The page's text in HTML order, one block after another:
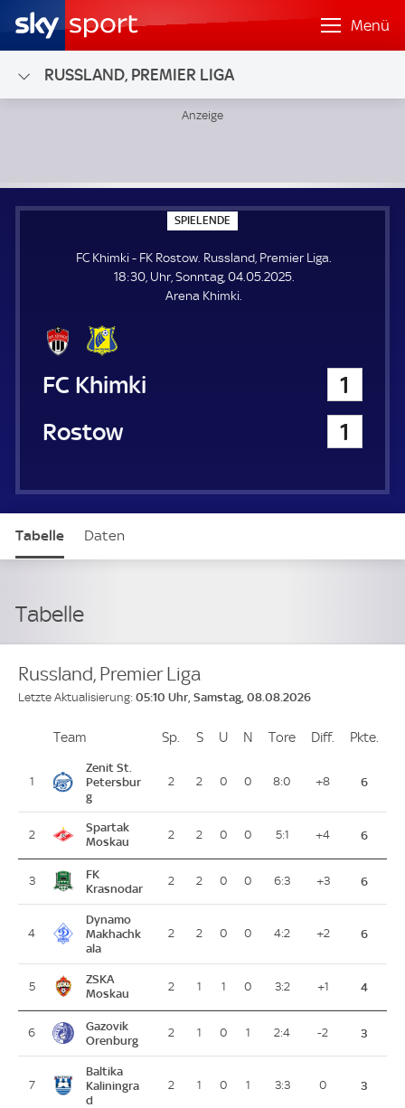
Menü
RUSSLAND, PREMIER LIGA
SPIELENDE
P
E
L
E
N
FC Khimki - FK Rostow. Russland, Premier Liga.
18:30, Uhr, Sonntag, 04.05.2025.
Arena Khimki.
FC Khimki
1
FK Rostow
1
Tabelle Daten
Tabelle
Russland, Premier Liga
Letzte Aktualisierung: 05:10 Uhr, Samstag, 08.08.2026
PlatzTeam Sp. Spiele
SSiege
U Unentschieden
N Niederlagen
Tore ToreDiff. Differenz
Pkte.
1
Zenit St.
Petersbur
g
2 2 0 0 8:0 +8 6
2
Spartak
Moskau
2 2 0 0 5:1 +4 6
3
FK
Krasnodar
2 2 0 0 6:3 +3 6
4
Dynamo
Makhachk
ala
2 2 0 0 4:2 +2 6
5
ZSKA
Moskau
2 1 1 0 3:2 +1 4
6
Gazovik
Orenburg
2 1 0 1 2:4 -2 3
7
Baltika
Kaliningra
d
2 1 0 1 3:3 0 3